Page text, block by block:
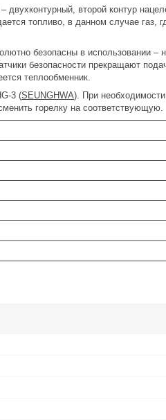
двухконтурный, второй контур
топливо, в данном случае газ,
безопасны в использовании –
безопасности прекращают
теплообменник.
3 (SEUNGHWA). При
горелку на соответствующую.